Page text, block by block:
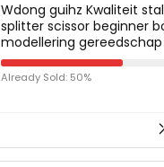
Wdong guihz Kwaliteit
splitter scissor beginner
modellering gereedschap
Already Sold: 50%